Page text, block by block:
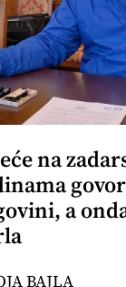
na
a
BAJLA